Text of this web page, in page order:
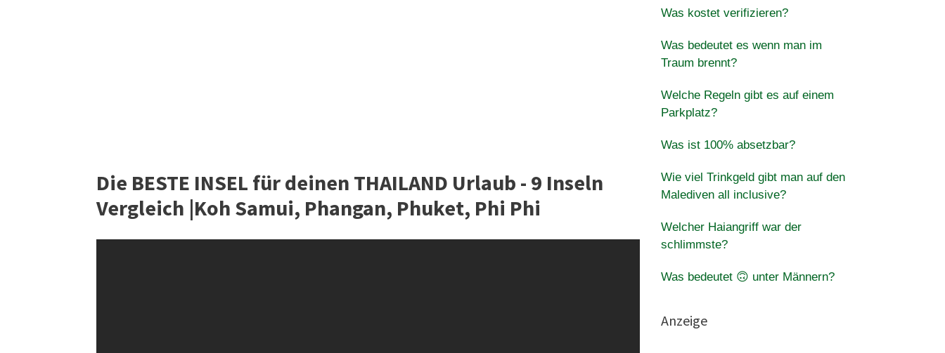
Die BESTE INSEL für deinen THAILAND Urlaub - 9 Inseln
Vergleich |Koh Samui, Phangan, Phuket, Phi Phi
Was kostet verifizieren?
Was bedeutet es wenn man im
Traum brennt?
Welche Regeln gibt es auf einem
Parkplatz?
Was ist 100% absetzbar?
Wie viel Trinkgeld gibt man auf den
Malediven all inclusive?
Welcher Haiangriff war der
schlimmste?
Was bedeutet 🙃 unter Männern?
Anzeige